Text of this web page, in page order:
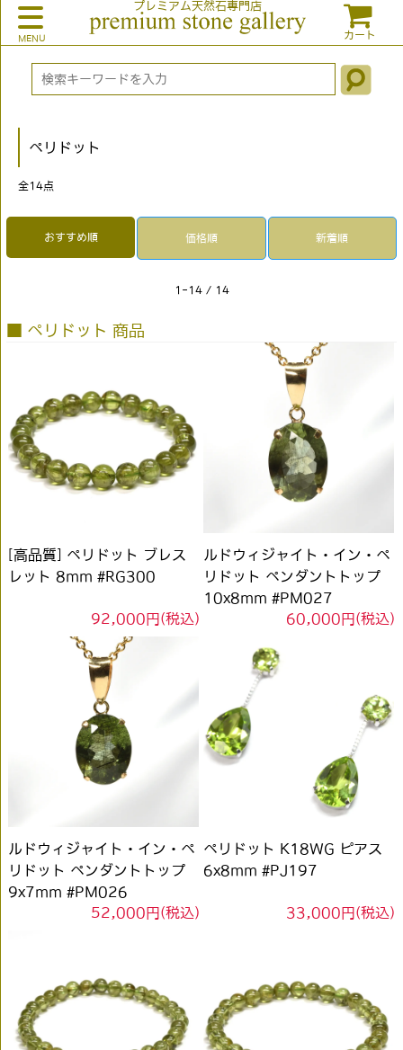
プレミアム天然石専門店
カート
ペリドット
全14点
おすすめ順 価格順 新着順
1-14 / 14
■ ペリドット 商品
[高品質] ペリドット ブレス
レット 8mm #RG300
92,000円(税込)
ルドウィジャイト・イン・ペ
リドット ペンダントトップ
10x8mm #PM027
60,000円(税込)
ルドウィジャイト・イン・ペ
リドット ペンダントトップ
9x7mm #PM026
52,000円(税込)
ペリドット K18WG ピアス
6x8mm #PJ197
33,000円(税込)